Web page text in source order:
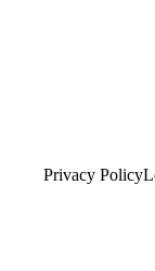
Privacy Policy